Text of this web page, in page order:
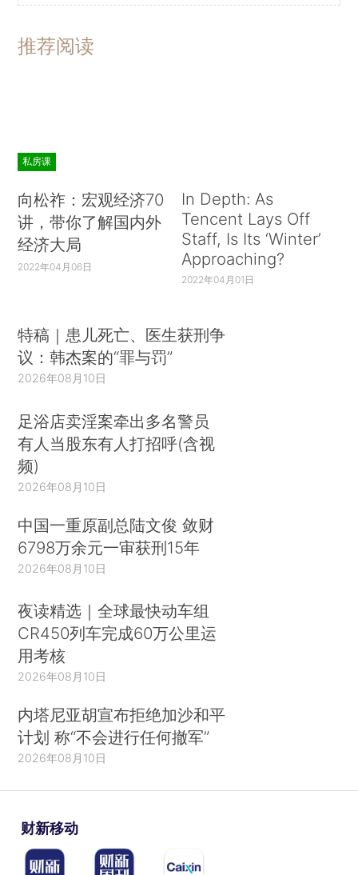
推荐阅读
私房课
向松祚：宏观经济70
讲，带你了解国内外
经济大局
2022年04月06日
In Depth: As
Tencent Lays Off
Staff, Is Its ‘Winter’
Approaching?
2022年04月01日
特稿｜患儿死亡、医生获刑争
议：韩杰案的“罪与罚”
2026年08月10日
足浴店卖淫案牵出多名警员
有人当股东有人打招呼(含视
频)
2026年08月10日
中国一重原副总陆文俊 敛财
6798万余元一审获刑15年
2026年08月10日
夜读精选｜全球最快动车组
CR450列车完成60万公里运
用考核
2026年08月10日
内塔尼亚胡宣布拒绝加沙和平
计划 称“不会进行任何撤军”
2026年08月10日
财新移动